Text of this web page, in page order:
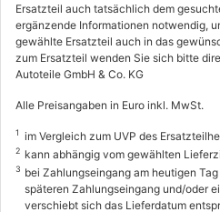
PEUGEOT
208 II (UB_, UP_,
e-208
115 / 156
1889ACH
info
PEUGEOT
Ersatzteil auch tatsächlich dem
ergänzende Informationen notwendig,
gewählte Ersatzteil auch in das
zum Ersatzteil wenden Sie sich bitte
Autoteile GmbH & Co. KG
Alle Preisangaben in Euro inkl. MwSt.
1 im Vergleich zum UVP des
2 kann abhängig vom gewählten
3 bei Zahlungseingang am heutigen
späteren Zahlungseingang und/oder
verschiebt sich das Lieferdatum